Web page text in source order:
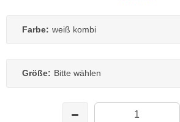
Farbe: weiß kombi
Größe: Bitte wählen